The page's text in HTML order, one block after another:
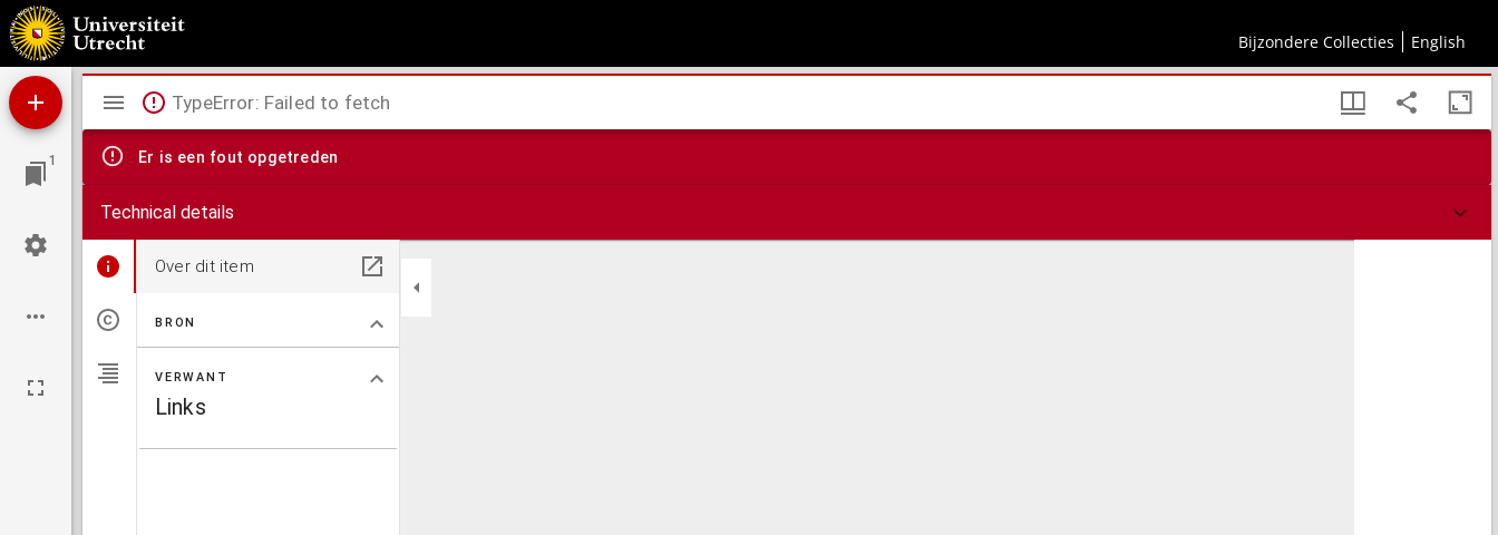
Bijzondere Collecties English
De godsdienst, school der ware godsvrucht : handboek voor de katholieke jeugd
1
Mirador
viewer
TypeError: Failed to fetch
Er is een fout opgetreden
Technical details
Over dit item
BRON
VERWANT
Links